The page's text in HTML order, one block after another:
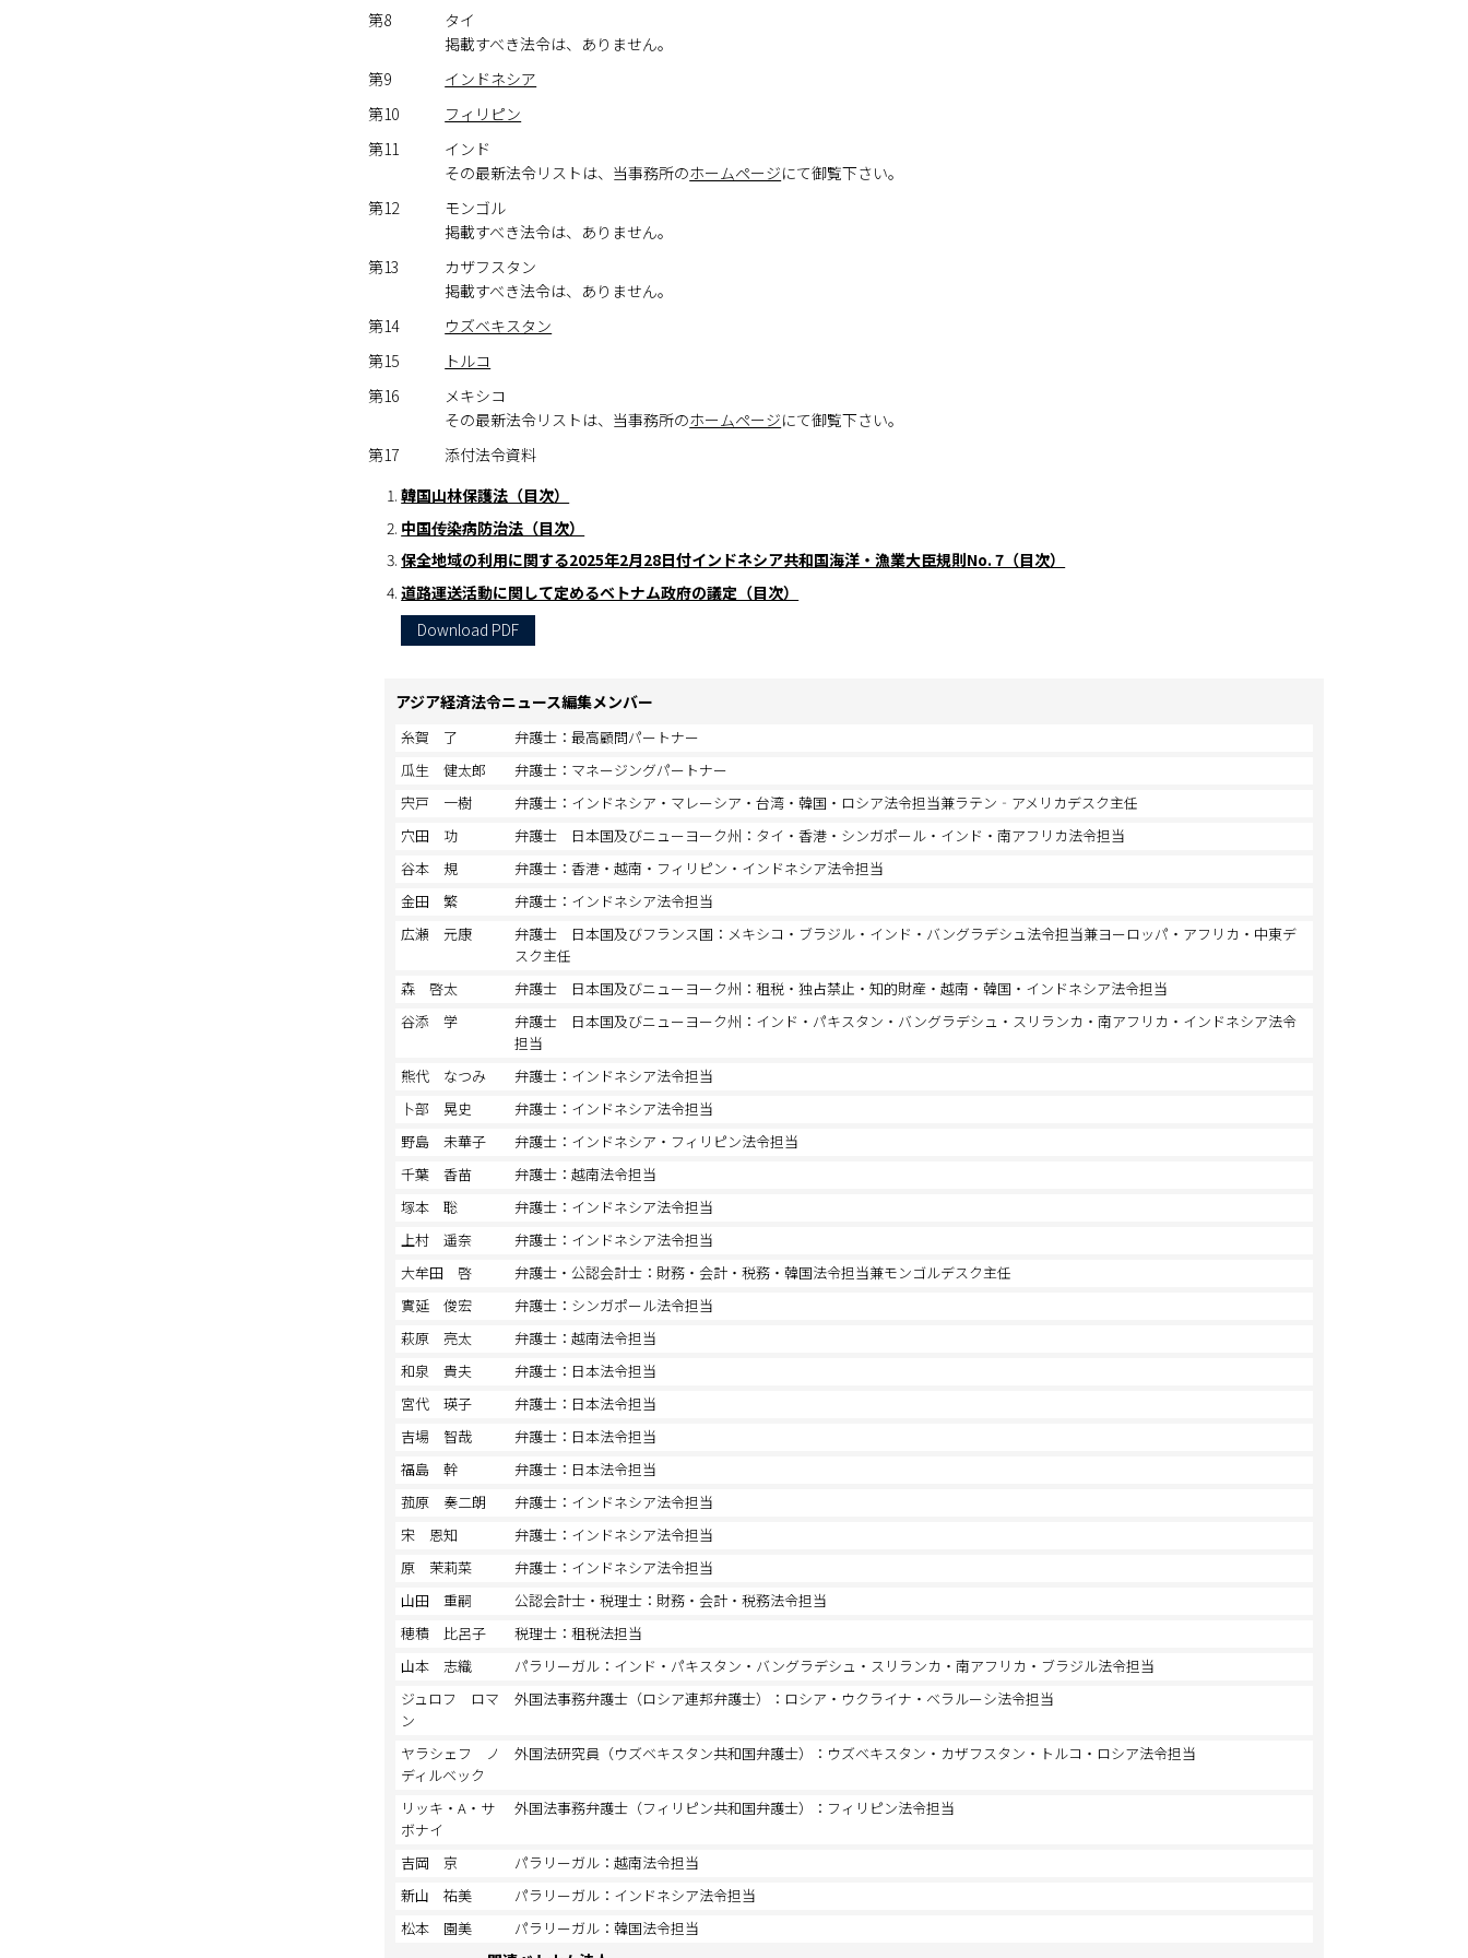
第8
タイ
掲載すべき法令は、ありません。
第9
インドネシア
第10
フィリピン
第11
インド
その最新法令リストは、当事務所のホームページにて御覧下さい。
第12
モンゴル
掲載すべき法令は、ありません。
第13
カザフスタン
掲載すべき法令は、ありません。
第14
ウズベキスタン
第15
トルコ
第16
メキシコ
その最新法令リストは、当事務所のホームページにて御覧下さい。
第17
添付法令資料
韓国山林保護法（目次）
中国传染病防治法（目次）
保全地域の利用に関する2025年2月28日付インドネシア共和国海洋・漁業大臣規則No. 7（目次）
道路運送活動に関して定めるベトナム政府の議定（目次）
Download PDF
アジア経済法令ニュース編集メンバー
糸賀 了
弁護士：最高顧問パートナー
瓜生 健太郎
弁護士：マネージングパートナー
宍戸 一樹
弁護士：インドネシア・マレーシア・台湾・韓国・ロシア法令担当兼ラテン‐アメリカデスク主任
穴田 功
弁護士 日本国及びニューヨーク州：タイ・香港・シンガポール・インド・南アフリカ法令担当
谷本 規
弁護士：香港・越南・フィリピン・インドネシア法令担当
金田 繁
弁護士：インドネシア法令担当
広瀬 元康
弁護士 日本国及びフランス国：メキシコ・ブラジル・インド・バングラデシュ法令担当兼ヨーロッパ・アフリカ・中東デ
スク主任
森 啓太
弁護士 日本国及びニューヨーク州：租税・独占禁止・知的財産・越南・韓国・インドネシア法令担当
谷添 学
弁護士 日本国及びニューヨーク州：インド・パキスタン・バングラデシュ・スリランカ・南アフリカ・インドネシア法令
担当
熊代 なつみ
弁護士：インドネシア法令担当
卜部 晃史
弁護士：インドネシア法令担当
野島 未華子
弁護士：インドネシア・フィリピン法令担当
千葉 香苗
弁護士：越南法令担当
塚本 聡
弁護士：インドネシア法令担当
上村 遥奈
弁護士：インドネシア法令担当
大牟田 啓
弁護士・公認会計士：財務・会計・税務・韓国法令担当兼モンゴルデスク主任
實延 俊宏
弁護士：シンガポール法令担当
萩原 亮太
弁護士：越南法令担当
和泉 貴夫
弁護士：日本法令担当
宮代 瑛子
弁護士：日本法令担当
吉場 智哉
弁護士：日本法令担当
福島 幹
弁護士：日本法令担当
菰原 奏二朗
弁護士：インドネシア法令担当
宋 恩知
弁護士：インドネシア法令担当
原 茉莉菜
弁護士：インドネシア法令担当
山田 重嗣
公認会計士・税理士：財務・会計・税務法令担当
穂積 比呂子
税理士：租税法担当
山本 志織
パラリーガル：インド・パキスタン・バングラデシュ・スリランカ・南アフリカ・ブラジル法令担当
ジュロフ ロマ
ン
外国法事務弁護士（ロシア連邦弁護士）：ロシア・ウクライナ・ベラルーシ法令担当
ヤラシェフ ノ
ディルベック
外国法研究員（ウズベキスタン共和国弁護士）：ウズベキスタン・カザフスタン・トルコ・ロシア法令担当
リッキ・A・サ
ボナイ
外国法事務弁護士（フィリピン共和国弁護士）：フィリピン法令担当
吉岡 京
パラリーガル：越南法令担当
新山 祐美
パラリーガル：インドネシア法令担当
松本 園美
パラリーガル：韓国法令担当